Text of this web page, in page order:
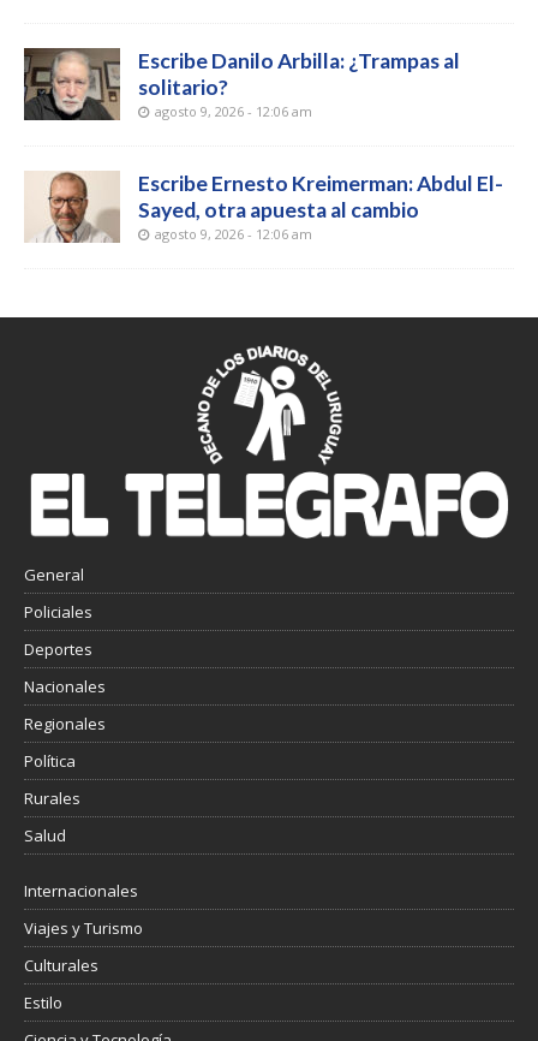
Escribe Danilo Arbilla: ¿Trampas al
solitario?
agosto 9, 2026 - 12:06 am
Escribe Ernesto Kreimerman: Abdul El-
Sayed, otra apuesta al cambio
agosto 9, 2026 - 12:06 am
General
Policiales
Deportes
Nacionales
Regionales
Política
Rurales
Salud
Internacionales
Viajes y Turismo
Culturales
Estilo